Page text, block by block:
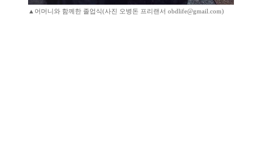
▲어머니와 함께한 졸업식(사진 오병돈 프리랜서 obdlife@gmail.com)